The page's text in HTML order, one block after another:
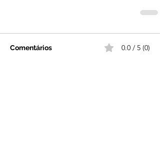
Comentários 0.0 / 5 (0)